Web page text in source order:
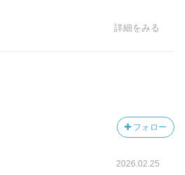
詳細をみる
フォロー
2026.02.25